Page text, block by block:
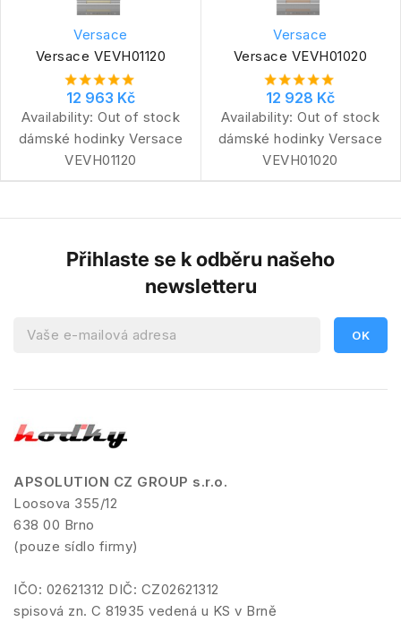
Versace
Versace VEVH01120
12 963 Kč
Availability: Out of stock
dámské hodinky Versace
VEVH01120
Versace
Versace VEVH01020
12 928 Kč
Availability: Out of stock
dámské hodinky Versace
VEVH01020
Přihlaste se k odběru našeho
newsletteru
APSOLUTION CZ GROUP s.r.o.
Loosova 355/12
638 00 Brno
(pouze sídlo firmy)
IČO: 02621312 DIČ: CZ02621312
spisová zn. C 81935 vedená u KS v Brně